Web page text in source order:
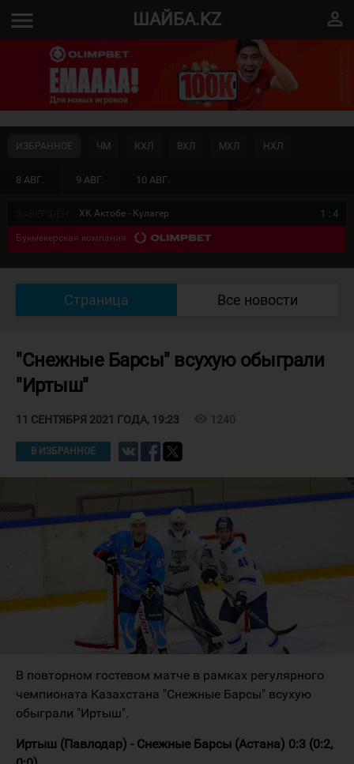
menu ШАЙБА.KZ perm_identity
8 АВГ. 9 АВГ. 10 АВГ.
ИЗБРАННОЕ ЧМ КХЛ ВХЛ МХЛ НХЛ
ХК Актобе - Кулагер 1 : 4
Букмекерская компания
Страница Все новости
"Снежные Барсы" всухую обыграли
"Иртыш"
11 СЕНТЯБРЯ 2021 ГОДА, 19:23 1240
В ИЗБРАННОЕ
В повторном гостевом матче в рамках регулярного
чемпионата Казахстана "Снежные Барсы" всухую
обыграли "Иртыш".
Иртыш (Павлодар) - Снежные Барсы (Астана) 0:3 (0:2,